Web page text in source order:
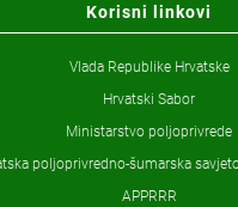
Korisni linkovi
Vlada Republike Hrvatske
Hrvatski Sabor
Ministarstvo poljoprivrede
poljoprivredno-šumarska
APPRRR